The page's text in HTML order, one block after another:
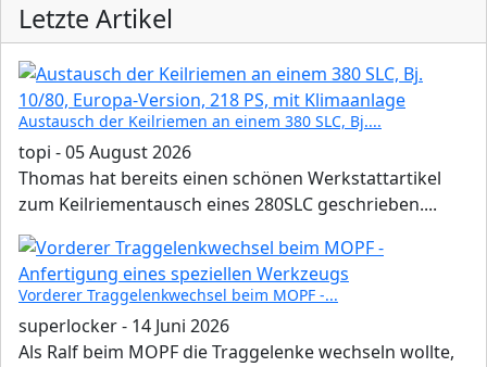
Letzte Artikel
Austausch der Keilriemen an einem 380 SLC, Bj....
topi -05 August 2026
Thomas hat bereits einen schönen Werkstattartikel
zum Keilriementausch eines 280SLC geschrieben....
Vorderer Traggelenkwechsel beim MOPF -...
superlocker- 14 Juni 2026
Als Ralf beim MOPF die Traggelenke wechseln wollte,